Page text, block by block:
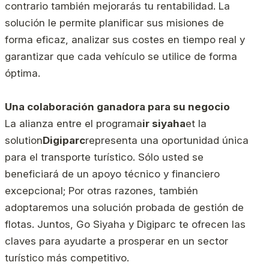
contrario también mejorarás tu rentabilidad. La
solución le permite planificar sus misiones de
forma eficaz, analizar sus costes en tiempo real y
garantizar que cada vehículo se utilice de forma
óptima.
Una colaboración ganadora para su negocio
La alianza entre el programair siyahaet la
solutionDigiparcrepresenta una oportunidad única
para el transporte turístico. Sólo usted se
beneficiará de un apoyo técnico y financiero
excepcional; Por otras razones, también
adoptaremos una solución probada de gestión de
flotas. Juntos, Go Siyaha y Digiparc te ofrecen las
claves para ayudarte a prosperar en un sector
turístico más competitivo.